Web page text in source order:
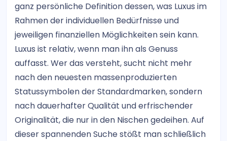
ganz persönliche Definition dessen, was Luxus im
Rahmen der individuellen Bedürfnisse und
jeweiligen finanziellen Möglichkeiten sein kann.
Luxus ist relativ, wenn man ihn als Genuss
auffasst. Wer das versteht, sucht nicht mehr
nach den neuesten massenproduzierten
Statussymbolen der Standardmarken, sondern
nach dauerhafter Qualität und erfrischender
Originalität, die nur in den Nischen gedeihen. Auf
dieser spannenden Suche stößt man schließlich